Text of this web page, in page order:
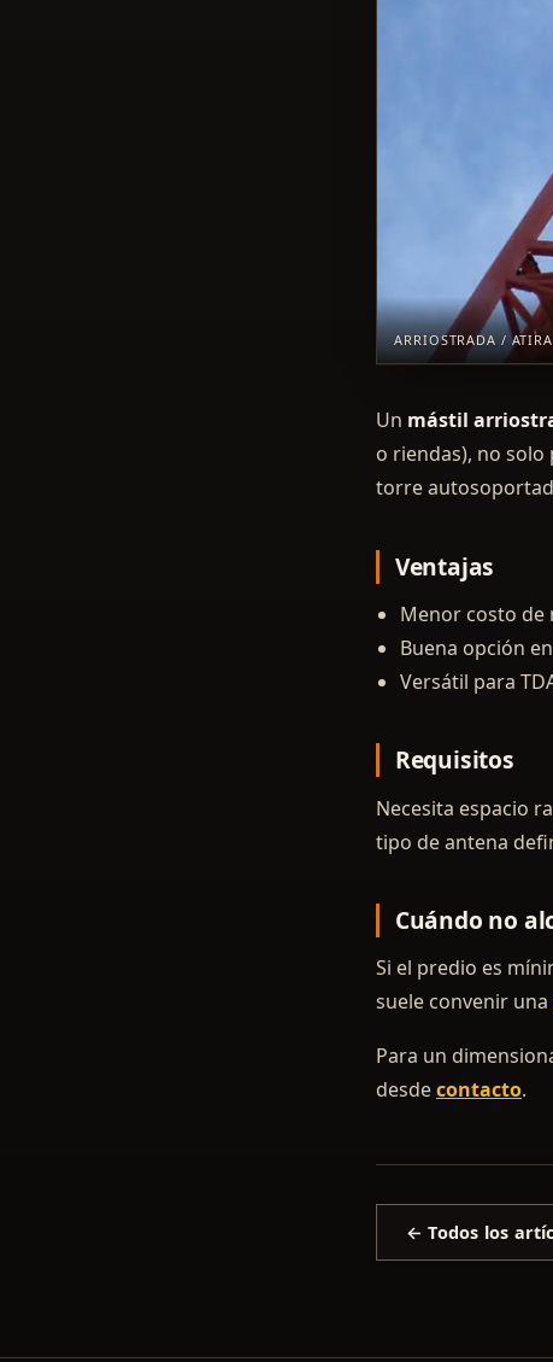
ARRIOSTRADA /
Un mástil
o riendas), no solo
torre
Ventajas
Menor costo de
Buena opción
Versátil para
Requisitos
Necesita espacio
tipo de antena
Cuándo no
Si el predio es
suele convenir una
Para un
desdecontacto.
← Todos los